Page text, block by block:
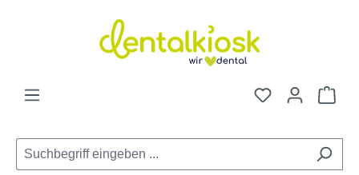
Zum Hauptinhalt springen
Du hast 0